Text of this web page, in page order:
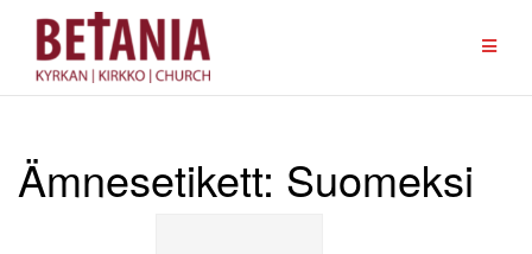
Hoppa
innehåll
Ämnesetikett: Suomeksi